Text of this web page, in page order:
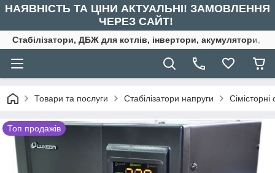
НАЯВНІСТЬ ТА ЦІНИ АКТУАЛЬНІ! ЗАМОВЛЕННЯ
ЧЕРЕЗ САЙТ!
Стабілізатори, ДБЖ для котлів, інвертори, акумулятори,
Товари та послуги Стабілізатори напруги Сімісторні
Топ продажів